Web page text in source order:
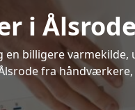
i Ålsrode
billigere
fra håndværkere,